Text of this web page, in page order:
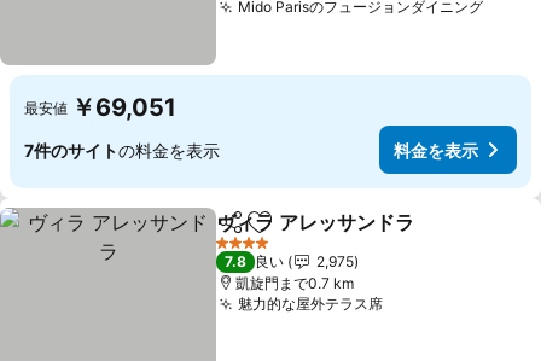
Mido Parisのフュージョンダイニング
最安値 ￥69,051
7件のサイトの料金を表示 料金を表示
シェアお気に入りに追加
ヴィラ アレッサンドラ
4 ホテルのランク
7.8 良い
2,975
凱旋門まで0.7 km
魅力的な屋外テラス席